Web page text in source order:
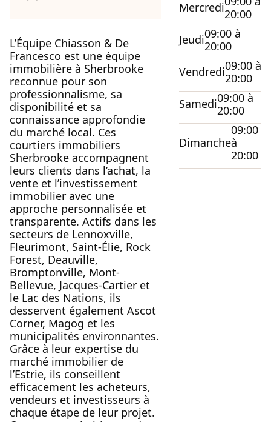
L’Équipe Chiasson & De
Francesco est une équipe
immobilière à Sherbrooke
reconnue pour son
professionnalisme, sa
disponibilité et sa
connaissance approfondie
du marché local. Ces
courtiers immobiliers
Sherbrooke accompagnent
leurs clients dans l’achat, la
vente et l’investissement
immobilier avec une
approche personnalisée et
transparente. Actifs dans les
secteurs de Lennoxville,
Fleurimont, Saint-Élie, Rock
Forest, Deauville,
Bromptonville, Mont-
Bellevue, Jacques-Cartier et
le Lac des Nations, ils
desservent également Ascot
Corner, Magog et les
municipalités environnantes.
Grâce à leur expertise du
marché immobilier de
l’Estrie, ils conseillent
efficacement les acheteurs,
vendeurs et investisseurs à
chaque étape de leur projet.
Mercredi20:00
Jeudi09:00 à
20:00
Vendredi09:00 à
20:00
Samedi09:00 à
20:00
Dimanche
09:00
à
20:00